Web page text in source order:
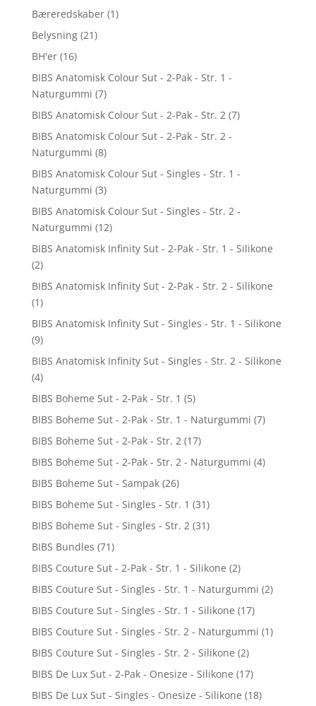
Bæreredskaber (1)
Belysning (21)
BH'er (16)
BIBS Anatomisk Colour Sut - 2-Pak - Str. 1 -
Naturgummi (7)
BIBS Anatomisk Colour Sut - 2-Pak - Str. 2 (7)
BIBS Anatomisk Colour Sut - 2-Pak - Str. 2 -
Naturgummi (8)
BIBS Anatomisk Colour Sut - Singles - Str. 1 -
Naturgummi (3)
BIBS Anatomisk Colour Sut - Singles - Str. 2 -
Naturgummi (12)
BIBS Anatomisk Infinity Sut - 2-Pak - Str. 1 - Silikone
(2)
BIBS Anatomisk Infinity Sut - 2-Pak - Str. 2 - Silikone
(1)
BIBS Anatomisk Infinity Sut - Singles - Str. 1 - Silikone
(9)
BIBS Anatomisk Infinity Sut - Singles - Str. 2 - Silikone
(4)
BIBS Boheme Sut - 2-Pak - Str. 1 (5)
BIBS Boheme Sut - 2-Pak - Str. 1 - Naturgummi (7)
BIBS Boheme Sut - 2-Pak - Str. 2 (17)
BIBS Boheme Sut - 2-Pak - Str. 2 - Naturgummi (4)
BIBS Boheme Sut - Sampak (26)
BIBS Boheme Sut - Singles - Str. 1 (31)
BIBS Boheme Sut - Singles - Str. 2 (31)
BIBS Bundles (71)
BIBS Couture Sut - 2-Pak - Str. 1 - Silikone (2)
BIBS Couture Sut - Singles - Str. 1 - Naturgummi (2)
BIBS Couture Sut - Singles - Str. 1 - Silikone (17)
BIBS Couture Sut - Singles - Str. 2 - Naturgummi (1)
BIBS Couture Sut - Singles - Str. 2 - Silikone (2)
BIBS De Lux Sut - 2-Pak - Onesize - Silikone (17)
BIBS De Lux Sut - Singles - Onesize - Silikone (18)